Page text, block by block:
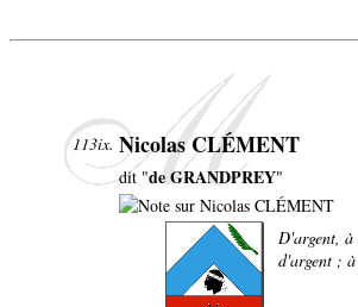
113ix. Nicolas CLÉMENT
dit "de GRANDPREY"
D'argent, à
d'argent ; à